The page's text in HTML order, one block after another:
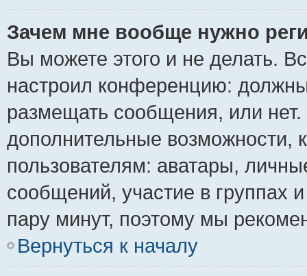
Зачем мне вообще нужно
Вы можете этого и не делать.
настроил конференцию:
размещать сообщения, или
дополнительные
пользователям: аватары,
сообщений, участие в группах
пару минут, поэтому мы
Вернуться к началу